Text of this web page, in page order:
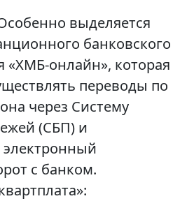
выделяется
банковского
«ХМБ-онлайн», которая
переводы по
через Систему
(СБП) и
электронный
с банком.